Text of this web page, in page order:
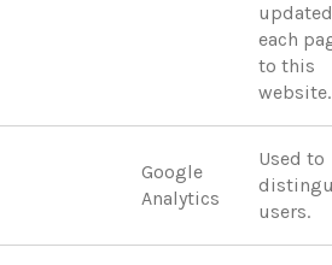
each
to this
website.
Google
Analytics
Used to
users.